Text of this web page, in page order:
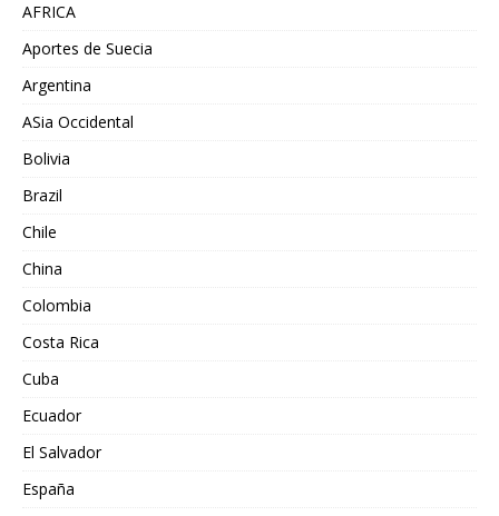
AFRICA
Aportes de Suecia
Argentina
ASia Occidental
Bolivia
Brazil
Chile
China
Colombia
Costa Rica
Cuba
Ecuador
El Salvador
España